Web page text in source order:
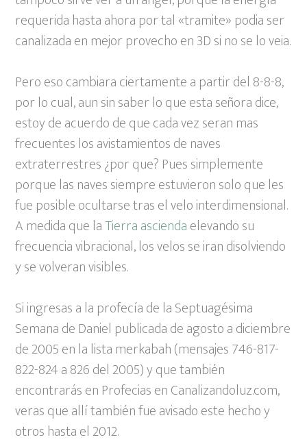
requerida hasta ahora por tal «tramite» podia ser
canalizada en mejor provecho en 3D si no se lo veia.
Pero eso cambiara ciertamente a partir del 8-8-8,
por lo cual, aun sin saber lo que esta señora dice,
estoy de acuerdo de que cada vez seran mas
frecuentes los avistamientos de naves
extraterrestres ¿por que? Pues simplemente
porque las naves siempre estuvieron solo que les
fue posible ocultarse tras el velo interdimensional.
A medida que laTierra asciendaelevando su
frecuencia vibracional, los velos se iran disolviendo
y se volveran visibles.
Si ingresas a la profecía de la Septuagésima
Semana de Daniel publicada de agosto a diciembre
de 2005 en la lista merkabah (mensajes 746-817-
822-824 a 826 del 2005) y que también
encontrarás en Profecias en Canalizandoluz.com,
veras que allí también fue avisado este hecho y
otros hasta el 2012.